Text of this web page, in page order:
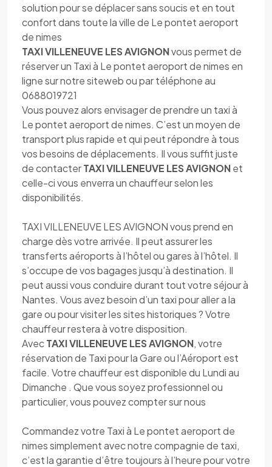
solution pour se déplacer sans soucis et en tout
confort dans toute la ville de Le pontet aeroport
de nimes
TAXI VILLENEUVE LES AVIGNONvous permet de
réserver un Taxi à Le pontet aeroport de nimes en
ligne sur notre siteweb ou par téléphone au
0688019721
Vous pouvez alors envisager de prendre un taxi à
Le pontet aeroport de nimes. C’est un moyen de
transport plus rapide et qui peut répondre à tous
vos besoins de déplacements. Il vous suffit juste
de contacterTAXI VILLENEUVE LES AVIGNONet
celle-ci vous enverra un chauffeur selon les
disponibilités.
TAXI VILLENEUVE LES AVIGNON vous prend en
charge dès votre arrivée. Il peut assurer les
transferts aéroports à l’hôtel ou gares à l’hôtel. Il
s’occupe de vos bagages jusqu’à destination. Il
peut aussi vous conduire durant tout votre séjour à
Nantes. Vous avez besoin d’un taxi pour aller a la
gare ou pour visiter les sites historiques ? Votre
chauffeur restera à votre disposition.
AvecTAXI VILLENEUVE LES AVIGNON, votre
réservation de Taxi pour la Gare ou l’Aéroport est
facile. Votre chauffeur est disponible du Lundi au
Dimanche . Que vous soyez professionnel ou
particulier, vous pouvez compter sur nous
Commandez votre Taxi à Le pontet aeroport de
nimes simplement avec notre compagnie de taxi,
c’est la garantie d’être toujours à l’heure pour votre